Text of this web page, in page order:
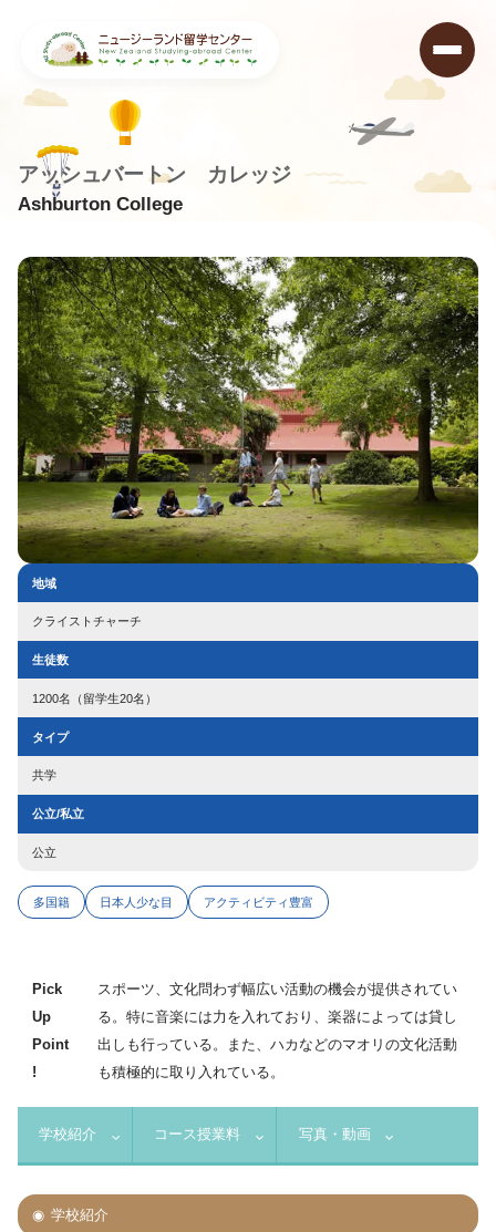
Ashburton College
アッシュバートン カレッジ
ニュージーランド留学センター>学校データベース>Ashburton College
地域
クライストチャーチ
生徒数
1200名（留学生20名）
タイプ
共学
公立/私立
公立
多国籍 日本人少な目 アクティビティ豊富
Pick
Up
Point
!
スポーツ、文化問わず幅広い活動の機会が提供されてい
る。特に音楽には力を入れており、楽器によっては貸し
出しも行っている。また、ハカなどのマオリの文化活動
も積極的に取り入れている。
学校紹介 コース授業料 写真・動画
学校紹介